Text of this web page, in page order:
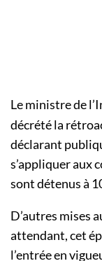
Le ministre de
décrété la
déclarant
s’appliquer aux
sont détenus à
D’autres mises
attendant, cet
l’entrée en